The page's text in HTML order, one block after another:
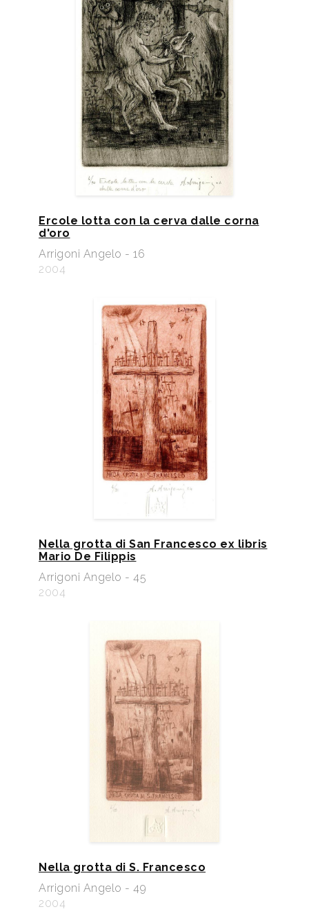
Ercole lotta con la cerva dalle corna
d'oro
Arrigoni Angelo - 16
2004
Nella grotta di San Francesco ex libris
Mario De Filippis
Arrigoni Angelo - 45
2004
Nella grotta di S. Francesco
Arrigoni Angelo - 49
2004